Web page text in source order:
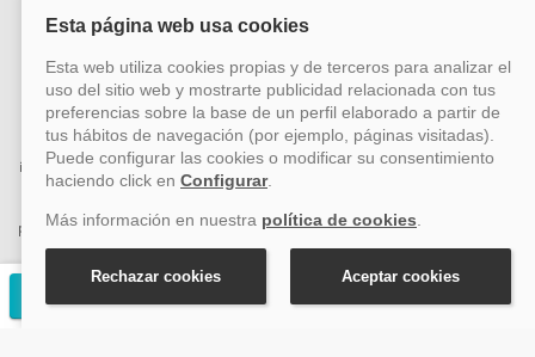
ACCION VIAJES SL ha sido beneficiaria del Fondo Europeo de Desarrollo
Regional (FEDER), cuyo objetivo es mejorar la competitividad de las pymes
mediante el impulso de la innovación, el desarrollo tecnológico, la
investigación de calidad y el uso seguro y fiable del ciberespacio. Gracias a
esta financiación, la empresa ha puesto en marcha un Plan de Acción
promoviendo la innovación y la ciberseguridad. Para ello, ha contado con el
apoyo de los programas Pyme Innova y Pyme Cibersegura de la Cámara
de Comercio de Málaga. #EuropaSeSiente